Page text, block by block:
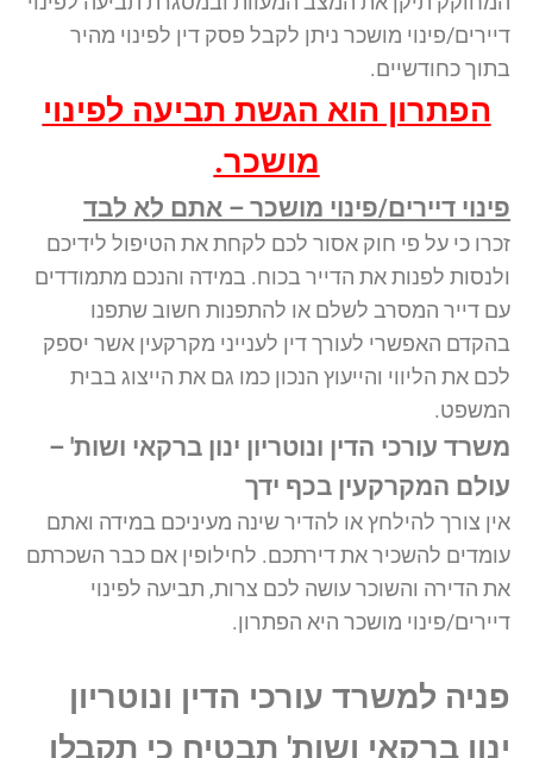
דיירים/פינוי מושכר ניתן לקבל פסק דין לפינוי מהיר
בתוך כחודשיים.
הפתרון הוא הגשת תביעה לפינוי
מושכר.
פינוי דיירים/פינוי מושכר – אתם לא לבד
זכרו כי על פי חוק אסור לכם לקחת את הטיפול לידיכם
ולנסות לפנות את הדייר בכוח. במידה והנכם מתמודדים
עם דייר המסרב לשלם או להתפנות חשוב שתפנו
בהקדם האפשרי לעורך דין לענייני מקרקעין אשר יספק
לכם את הליווי והייעוץ הנכון כמו גם את הייצוג בבית
המשפט.
משרד עורכי הדין ונוטריון ינון ברקאי ושות' –
עולם המקרקעין בכף ידך
אין צורך להילחץ או להדיר שינה מעיניכם במידה ואתם
עומדים להשכיר את דירתכם. לחילופין אם כבר השכרתם
את הדירה והשוכר עושה לכם צרות, תביעה לפינוי
דיירים/פינוי מושכר היא הפתרון.
פניה למשרד עורכי הדין ונוטריון
ינון ברקאי ושות' תבטיח כי תקבלו